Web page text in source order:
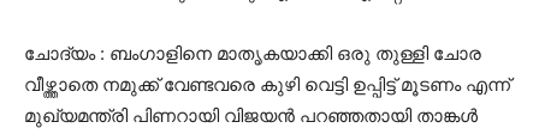
ചോദ്യം : ബംഗാളിനെ മാതൃകയാക്കി ഒരു തുള്ളി ചോര
വീഴ്ത്താതെ നമുക്ക് വേണ്ടവരെ കുഴി വെട്ടി ഉപ്പിട്ട് മൂടണം എന്ന്
മുഖ്യമന്ത്രി പിണറായി വിജയൻ പറഞ്ഞതായി താങ്കൾ